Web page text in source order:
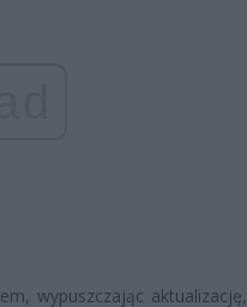
wypuszczając